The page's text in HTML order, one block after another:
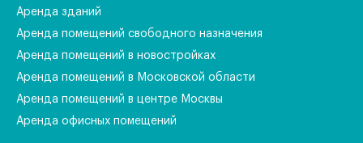
Аренда зданий
Аренда помещений свободного назначения
Аренда помещений в новостройках
Аренда помещений в Московской области
Аренда помещений в центре Москвы
Аренда офисных помещений